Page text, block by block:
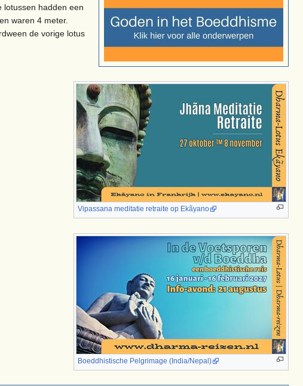
Vipassana meditatie retraite op Ekãyano
Boeddhistische Pelgrimage (India/Nepal)
lotussen hadden een
waren 4 meter.
de vorige lotus